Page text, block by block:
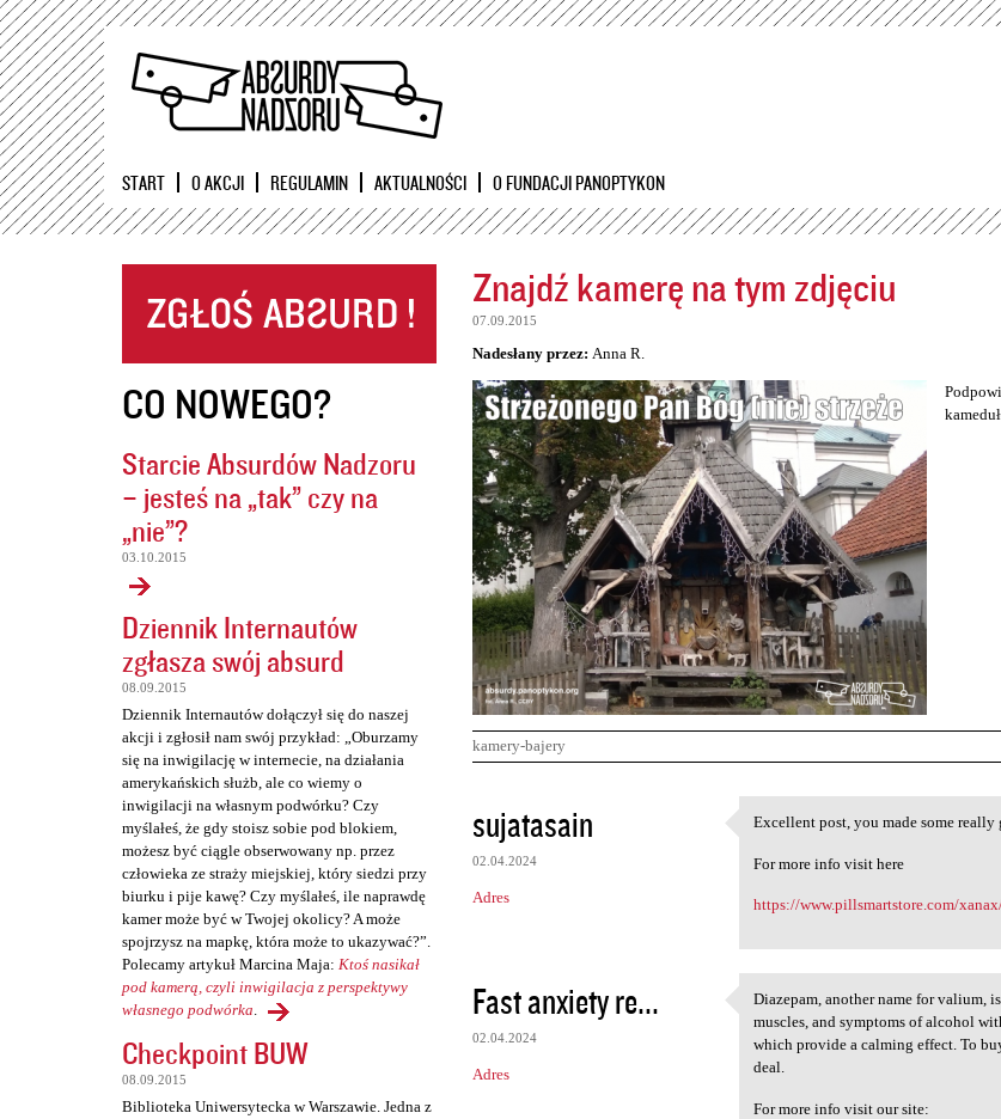
Przejdź
START O AKCJI REGULAMIN AKTUALNOŚCI O FUNDACJI PANOPTYKON
CO NOWEGO?
Starcie Absurdów Nadzoru
– jesteś na „tak” czy na
„nie”?
03.10.2015
Dziennik Internautów
zgłasza swój absurd
08.09.2015
Dziennik Internautów dołączył się do naszej
akcji i zgłosił nam swój przykład: „Oburzamy
się na inwigilację w internecie, na działania
amerykańskich służb, ale co wiemy o
inwigilacji na własnym podwórku? Czy
myślałeś, że gdy stoisz sobie pod blokiem,
możesz być ciągle obserwowany np. przez
człowieka ze straży miejskiej, który siedzi przy
biurku i pije kawę? Czy myślałeś, ile naprawdę
kamer może być w Twojej okolicy? A może
spojrzysz na mapkę, która może to ukazywać?”.
Polecamy artykuł Marcina Maja: Ktoś nasikał
pod kamerą, czyli inwigilacja z perspektywy
własnego podwórka.
Checkpoint BUW
08.09.2015
Biblioteka Uniwersytecka w Warszawie. Jedna z
Znajdź kamerę na tym zdjęciu
07.09.2015
Nadesłany przez: Anna R.
kamery-bajery
K
o
m
e
t
a
r
z
sujatasain
02.04.2024
Adres
Excellent post, you made
Excellent post, you made some
For more info visit here
https://www.pillsmartstore.com/
Fast anxiety re...
02.04.2024
Adres
Diazepam, another name for
Diazepam, another name for valium,
muscles, and symptoms of alcohol
which provide a calming effect. To
deal.
For more info visit our site: